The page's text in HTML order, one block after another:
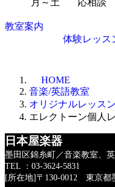
月～土 応相談
教室案内
体験レッス
HOME
音楽/英語教室
オリジナルレッスン
エレクトーン個人
日本屋楽器
墨田区錦糸町／音楽教室、
TEL ：03-3624-5831
[所在地]〒130-0012 東京都